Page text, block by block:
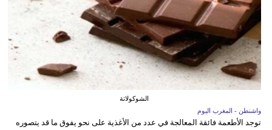
الشوكولاتة
واشنطن - المغرب اليوم
توجد الأطعمة فائقة المعالجة في عدد من الأغذية على نحو يفوق ما قد يتصوره